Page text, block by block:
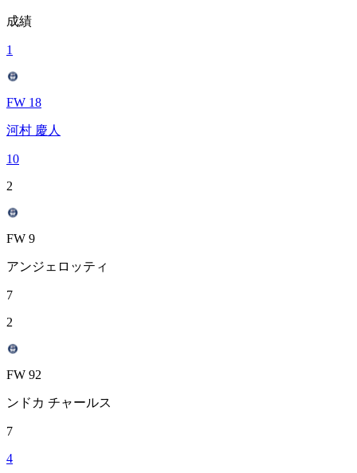
成績
1
FW 18
河村 慶人
10
2
FW 9
アンジェロッティ
7
2
FW 92
ンドカ チャールス
7
4